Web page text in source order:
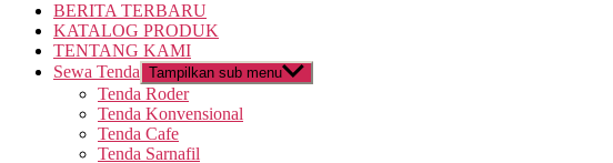
BERITA TERBARU
KATALOG PRODUK
TENTANG KAMI
Sewa Tenda Tampilkan sub menu
Tenda Roder
Tenda Konvensional
Tenda Cafe
Tenda Sarnafil